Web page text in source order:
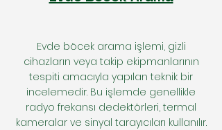
Evde böcek arama işlemi, gizli
cihazların veya takip ekipmanlarının
tespiti amacıyla yapılan teknik bir
incelemedir. Bu işlemde genellikle
radyo frekansı dedektörleri, termal
kameralar ve sinyal tarayıcıları kullanılır.